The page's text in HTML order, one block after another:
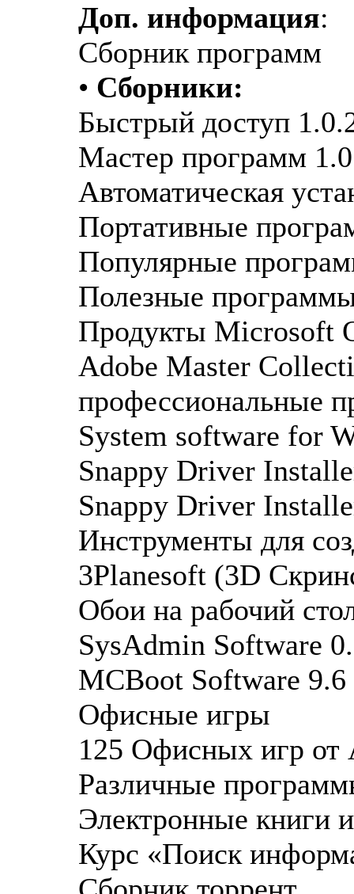
Доп. информация:
Cборник программ
• Сборники:
Быстрый доступ
Мастер программ
Автоматическая
Портативные
Популярные
Полезные
Продукты Microsoft
Adobe Master
профессиональные
System software for
Snappy Driver
Snappy Driver
Инструменты для
3Planesoft (3D
Обои на рабочий
SysAdmin Software
MCBoot Software
Офисные игры
125 Офисных игр от
Различные
Электронные книги
Курс «Поиск